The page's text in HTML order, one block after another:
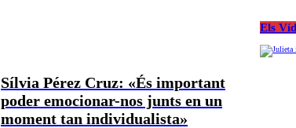
Sílvia Pérez Cruz: «És important
poder emocionar-nos junts en un
moment tan individualista»
Els